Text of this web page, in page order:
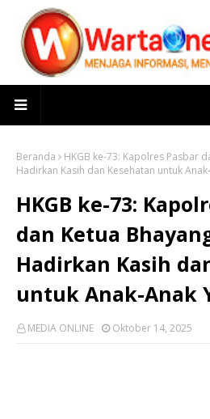
Beranda
HKGB ke-73: Kapolres Pasbar
Hadirkan Kasih dan Kesehatan untuk
HKGB ke-73:
dan Ketua
Hadirkan Kasih
untuk Anak-Anak
MEDIA ONLINE Oktober 14, 2025